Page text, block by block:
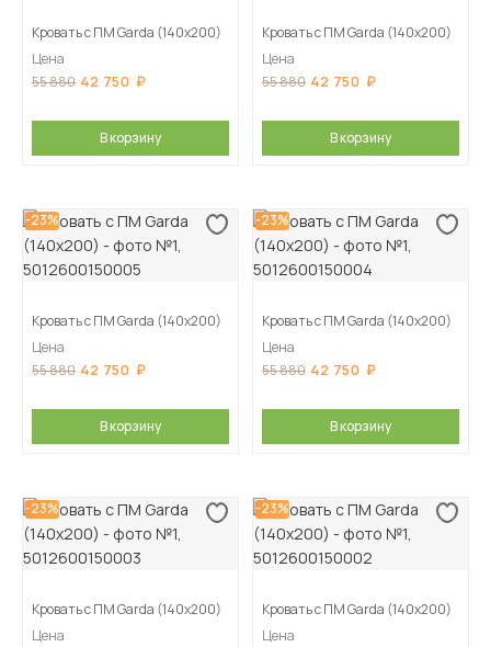
Кровать с ПМ Garda (140х200)
Цена
55 880 42 750
В корзину
Кровать с ПМ Garda (140х200)
Цена
55 880 42 750
В корзину
-23%
Кровать с ПМ Garda (140х200)
Цена
55 880 42 750
В корзину
-23%
Кровать с ПМ Garda (140х200)
Цена
55 880 42 750
В корзину
-23%
Кровать с ПМ Garda (140х200)
Цена
-23%
Кровать с ПМ Garda (140х200)
Цена